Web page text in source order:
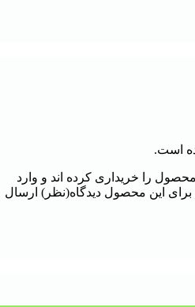
است.
را خریداری کرده اند و وارد
برای این محصول دیدگاه(نظر) ارسال